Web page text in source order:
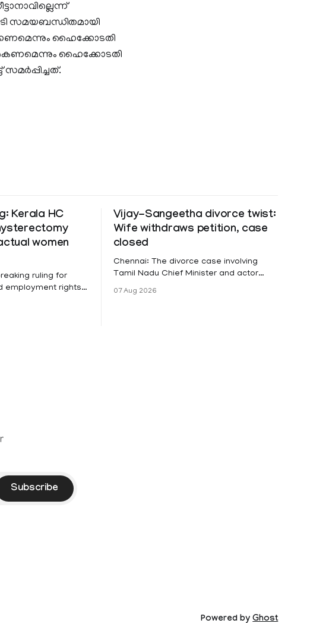
സമയബന്ധിതമായി
ഹൈക്കോടതി
ഹൈക്കോടതി
Kerala HC
women
ruling for
employment rights,
employed in
Vijay-Sangeetha divorce twist:
Wife withdraws petition, case
closed
Chennai: The divorce case involving
Tamil Nadu Chief Minister and actor
Sowrnalingam has taken a new turn
07 Aug 2026
Subscribe
Powered byGhost